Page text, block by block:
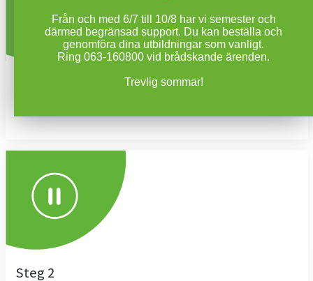
Steg 2
Från och med 6/7 till 10/8 har vi semester och
därmed begränsad support. Du kan beställa och
genomföra dina utbildningar som vanligt.
Ring 063-160800 vid brådskande ärenden.
Trevlig sommar!